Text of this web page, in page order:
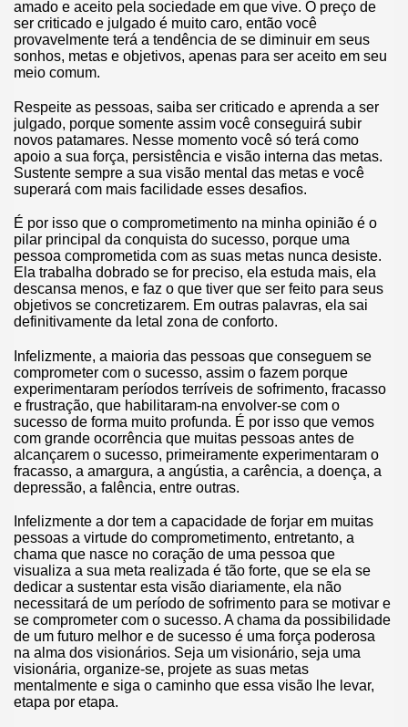
amado e aceito pela sociedade em que vive. O preço de
ser criticado e julgado é muito caro, então você
provavelmente terá a tendência de se diminuir em seus
sonhos, metas e objetivos, apenas para ser aceito em seu
meio comum.
Respeite as pessoas, saiba ser criticado e aprenda a ser
julgado, porque somente assim você conseguirá subir
novos patamares. Nesse momento você só terá como
apoio a sua força, persistência e visão interna das metas.
Sustente sempre a sua visão mental das metas e você
superará com mais facilidade esses desafios.
É por isso que o comprometimento na minha opinião é o
pilar principal da conquista do sucesso, porque uma
pessoa comprometida com as suas metas nunca desiste.
Ela trabalha dobrado se for preciso, ela estuda mais, ela
descansa menos, e faz o que tiver que ser feito para seus
objetivos se concretizarem. Em outras palavras, ela sai
definitivamente da letal zona de conforto.
Infelizmente, a maioria das pessoas que conseguem se
comprometer com o sucesso, assim o fazem porque
experimentaram períodos terríveis de sofrimento, fracasso
e frustração, que habilitaram-na envolver-se com o
sucesso de forma muito profunda. É por isso que vemos
com grande ocorrência que muitas pessoas antes de
alcançarem o sucesso, primeiramente experimentaram o
fracasso, a amargura, a angústia, a carência, a doença, a
depressão, a falência, entre outras.
Infelizmente a dor tem a capacidade de forjar em muitas
pessoas a virtude do comprometimento, entretanto, a
chama que nasce no coração de uma pessoa que
visualiza a sua meta realizada é tão forte, que se ela se
dedicar a sustentar esta visão diariamente, ela não
necessitará de um período de sofrimento para se motivar e
se comprometer com o sucesso. A chama da possibilidade
de um futuro melhor e de sucesso é uma força poderosa
na alma dos visionários. Seja um visionário, seja uma
visionária, organize-se, projete as suas metas
mentalmente e siga o caminho que essa visão lhe levar,
etapa por etapa.